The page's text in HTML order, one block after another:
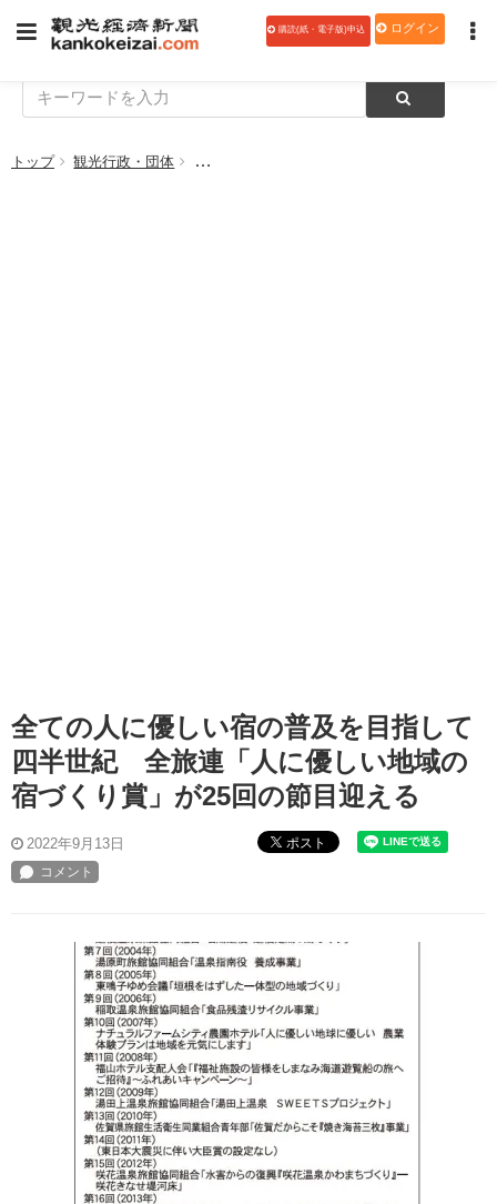
購読(紙・電子版)申込 ログイン
トップ 観光行政・団体 全ての人に優しい宿の普及を目指して四半
全ての人に優しい宿の普及を目指して
四半世紀 全旅連「人に優しい地域の
宿づくり賞」が25回の節目迎える
2022年9月13日 ポスト